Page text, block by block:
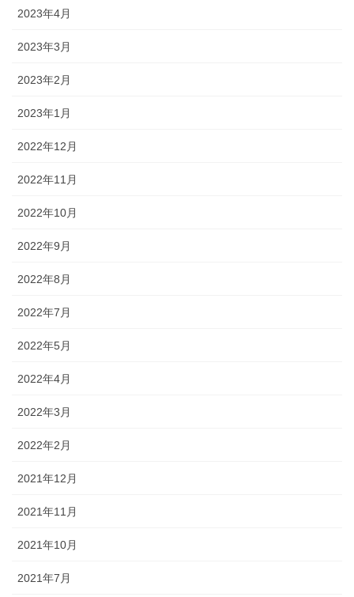
2023年4月
2023年3月
2023年2月
2023年1月
2022年12月
2022年11月
2022年10月
2022年9月
2022年8月
2022年7月
2022年5月
2022年4月
2022年3月
2022年2月
2021年12月
2021年11月
2021年10月
2021年7月